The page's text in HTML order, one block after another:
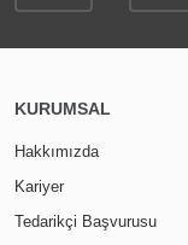
KURUMSAL
Hakkımızda
Kariyer
Tedarikçi Başvurusu